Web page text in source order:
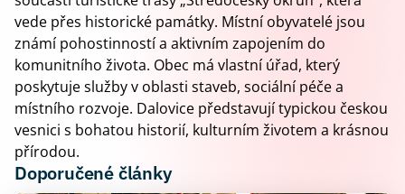
vede přes historické památky. Místní obyvatelé jsou
známí pohostinností a aktivním zapojením do
komunitního života. Obec má vlastní úřad, který
poskytuje služby v oblasti staveb, sociální péče a
místního rozvoje. Dalovice představují typickou českou
vesnici s bohatou historií, kulturním životem a krásnou
přírodou.
Doporučené články